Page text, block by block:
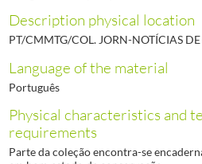
Description physical location
PT/CMMTG/COL. JORN-NOTÍCIAS
Language of the material
Português
Physical characteristics and
requirements
Parte da coleção encontra-se